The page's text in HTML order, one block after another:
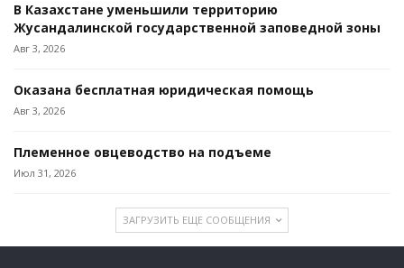
В Казахстане уменьшили территорию
Жусандалинской государственной заповедной зоны
Авг 3, 2026
Оказана бесплатная юридическая помощь
Авг 3, 2026
Племенное овцеводство на подъеме
Июл 31, 2026
ЗАГРУЗИТЬ ЕЩЕ СООБЩЕНИЯ